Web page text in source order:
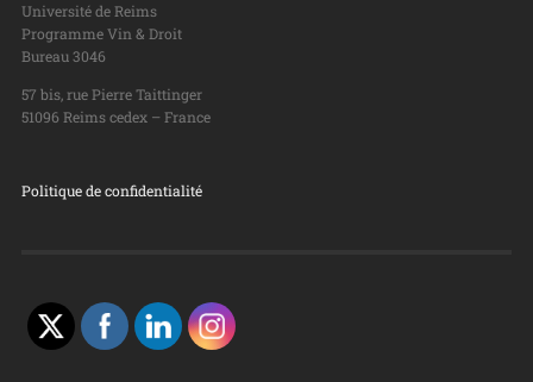
Université de Reims
Programme Vin & Droit
Bureau 3046
57 bis, rue Pierre Taittinger
51096 Reims cedex – France
Politique de confidentialité